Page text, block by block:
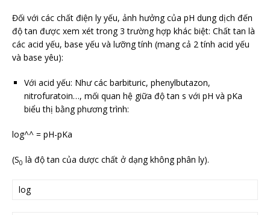
Đối với các chất điện ly yếu, ảnh hưởng của pH dung dịch đến
độ tan được xem xét trong 3 trường hợp khác biệt: Chất tan là
các acid yếu, base yếu và lưỡng tính (mang cả 2 tính acid yếu
và base yêu):
Với acid yếu: Như các barbituric, phenylbutazon,
nitrofuratoin…, mối quan hệ giữa độ tan s với pH và pKa
biểu thị bằng phương trình:
log^^ = pH-pKa
(S0 là độ tan của dược chất ở dạng không phân ly).
log